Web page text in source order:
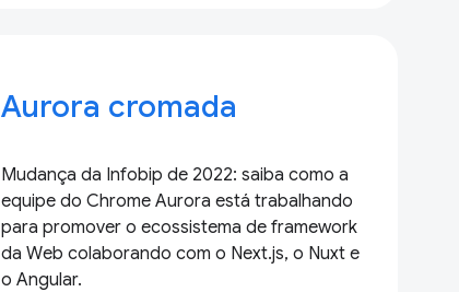
Aurora cromada
Mudança da Infobip de 2022: saiba como a
equipe do Chrome Aurora está trabalhando
para promover o ecossistema de framework
da Web colaborando com o Next.js, o Nuxt e
o Angular.